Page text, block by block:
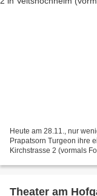
Heute am 28.11., nur
Prapatsorn Turgeon ihre
Kirchstrasse 2 (vormals
Theater am